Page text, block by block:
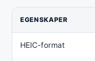
EGENSKAPER
HEIC-format